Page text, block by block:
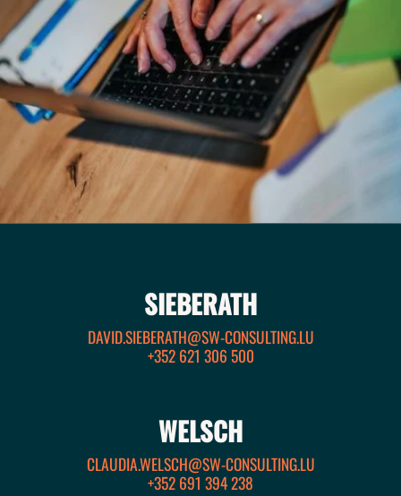
SIEBERATH
DAVID.SIEBERATH@SW-CONSULTING.LU
+352 621 306 500
WELSCH
CLAUDIA.WELSCH@SW-CONSULTING.LU
+352 691 394 238